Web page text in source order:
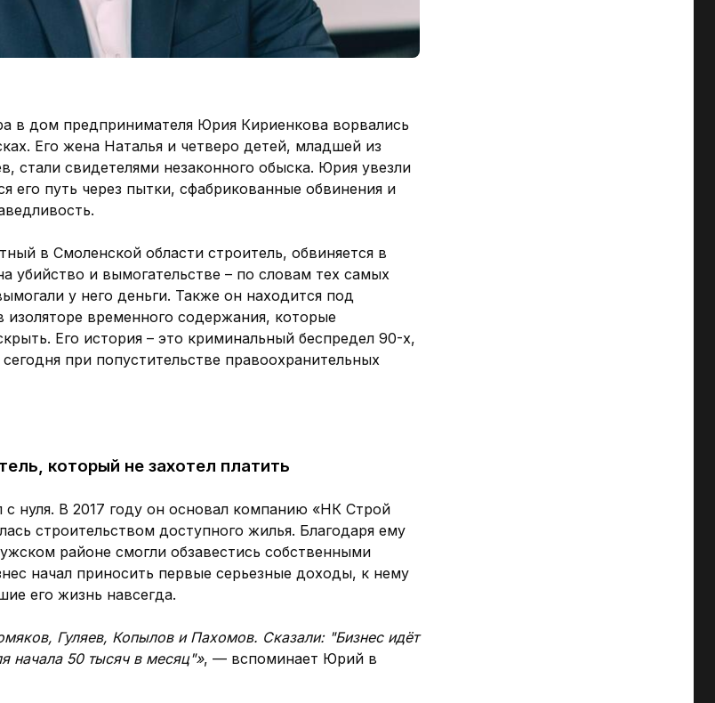
в дом предпринимателя Юрия Кириенкова ворвались
Его жена Наталья и четверо детей, младшей из
стали свидетелями незаконного обыска. Юрия увезли
его путь через пытки, сфабрикованные обвинения и
в Смоленской области строитель, обвиняется в
убийство и вымогательстве – по словам тех самых
у него деньги. Также он находится под
изоляторе временного содержания, которые
Его история – это криминальный беспредел 90-х,
при попустительстве правоохранительных
который не захотел платить
нуля. В 2017 году он основал компанию «НК Строй
строительством доступного жилья. Благодаря ему
районе смогли обзавестись собственными
начал приносить первые серьезные доходы, к нему
его жизнь навсегда.
Гуляев, Копылов и Пахомов. Сказали: "Бизнес идёт
начала 50 тысяч в месяц"», — вспоминает Юрий в